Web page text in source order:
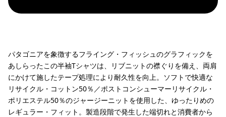
パタゴニアを象徴するフライング・フィッシュのグラフィックを
あしらったこの半袖Tシャツは、リブニットの襟ぐりを備え、両肩
にかけて施したテープ処理により耐久性を向上。ソフトで快適な
リサイクル・コットン50％／ポストコンシューマーリサイクル・
ポリエステル50％のジャージーニットを使用した、ゆったりめの
レギュラー・フィット。製造段階で発生した端切れと消費者から